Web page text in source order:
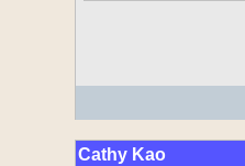
Cathy Kao